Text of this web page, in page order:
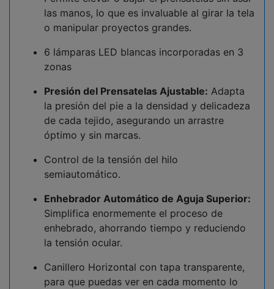
las manos, lo que es invaluable al girar la tela
o manipular proyectos grandes.
6 lámparas LED blancas incorporadas en 3
zonas
Presión del Prensatelas Ajustable: Adapta
la presión del pie a la densidad y delicadeza
de cada tejido, asegurando un arrastre
óptimo y sin marcas.
Control de la tensión del hilo
semiautomático.
Enhebrador Automático de Aguja Superior:
Simplifica enormemente el proceso de
enhebrado, ahorrando tiempo y reduciendo
la tensión ocular.
Canillero Horizontal con tapa transparente,
para que puedas ver en cada momento lo